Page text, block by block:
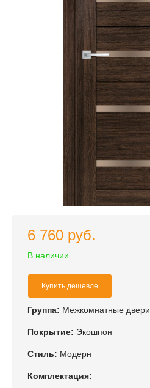
6 760 руб.
В наличии
Купить дешевле
Группа: Межкомнатные двери
Покрытие: Экошпон
Стиль: Модерн
Комплектация: